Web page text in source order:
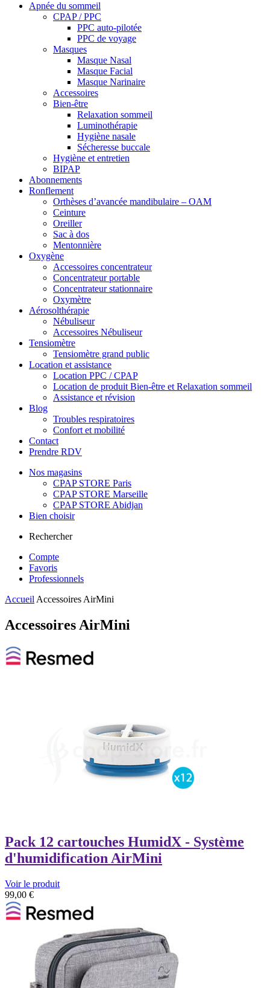
Apnée du sommeil
CPAP / PPC
PPC auto-pilotée
PPC de voyage
Masques
Masque Nasal
Masque Facial
Masque Narinaire
Accessoires
Bien-être
Relaxation sommeil
Luminothérapie
Hygiène nasale
Sécheresse buccale
Hygiène et entretien
BIPAP
Abonnements
Ronflement
Orthèses d’avancée mandibulaire – OAM
Ceinture
Oreiller
Sac à dos
Mentonnière
Oxygène
Accessoires concentrateur
Concentrateur portable
Concentrateur stationnaire
Oxymètre
Aérosolthérapie
Nébuliseur
Accessoires Nébuliseur
Tensiomètre
Tensiomètre grand public
Location et assistance
Location PPC / CPAP
Location de produit Bien-être et Relaxation sommeil
Assistance et révision
Blog
Troubles respiratoires
Confort et mobilité
Contact
Prendre RDV
Nos magasins
CPAP STORE Paris
CPAP STORE Marseille
CPAP STORE Abidjan
Bien choisir
Rechercher
Compte
Favoris
Professionnels
AccueilAccessoires AirMini
Accessoires AirMini
Pack 12 cartouches HumidX - Système
d'humidification AirMini
Voir le produit
99,00 €